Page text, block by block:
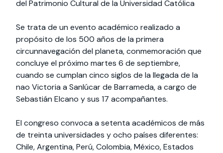
del Patrimonio Cultural de la Universidad Católica
Se trata de un evento académico realizado a
propósito de los 500 años de la primera
circunnavegación del planeta, conmemoración que
concluye el próximo martes 6 de septiembre,
cuando se cumplan cinco siglos de la llegada de la
nao Victoria a Sanlúcar de Barrameda, a cargo de
Sebastián Elcano y sus 17 acompañantes.
El congreso convoca a setenta académicos de más
de treinta universidades y ocho países diferentes:
Chile, Argentina, Perú, Colombia, México, Estados